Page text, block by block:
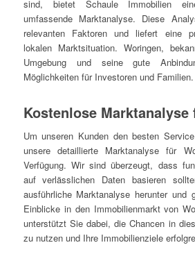
sind, bietet Schaule Immobilien
umfassende Marktanalyse. Diese
relevanten Faktoren und liefert eine
lokalen Marktsituation. Woringen,
Umgebung und seine gute
Möglichkeiten für Investoren und Familien.
Kostenlose Marktanalyse
Um unseren Kunden den besten
unsere detaillierte Marktanalyse für
Verfügung. Wir sind überzeugt, dass
auf verlässlichen Daten basieren
ausführliche Marktanalyse herunter und
Einblicke in den Immobilienmarkt von
unterstützt Sie dabei, die Chancen in
zu nutzen und Ihre Immobilienziele